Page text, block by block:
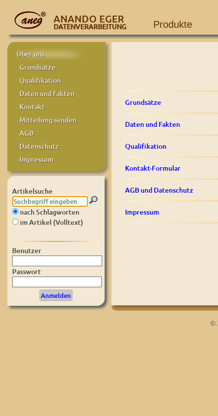
ANANDO EGER
DATENVERARBEITUNG Produkte
Über uns
Grundsätze
Qualifikation
Daten und Fakten
Kontakt
Mitteilung senden
AGB
Datenschutz
Impressum
Artikelsuche
nach Schlagworten
im Artikel (Volltext)
Benutzer
Passwort
Grundsätze
Daten und Fakten
Qualifikation
Kontakt-Formular
AGB und Datenschutz
Impressum
. ©